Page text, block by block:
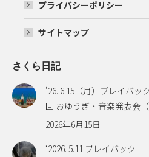
プライバシーポリシー
サイトマップ
さくら日記
’26. 6.15（月）プレイ
回 おゆうぎ・音楽発表会
2026年6月15日
‘2026. 5.11 プレイバッ